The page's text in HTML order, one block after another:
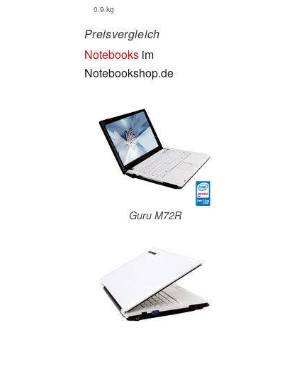
0.9 kg
Preisvergleich
Notebooks im
Notebookshop.de
Guru M72R